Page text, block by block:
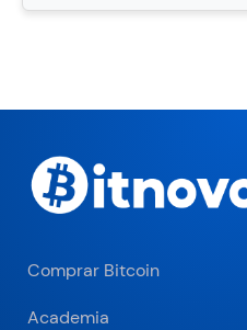
Comprar Bitcoin
Academia